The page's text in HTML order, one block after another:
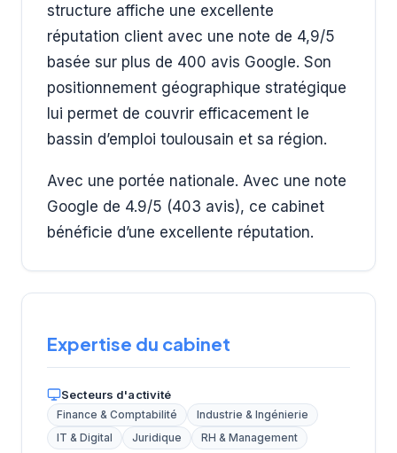
structure affiche une excellente
réputation client avec une note de 4,9/5
basée sur plus de 400 avis Google. Son
positionnement géographique stratégique
lui permet de couvrir efficacement le
bassin d’emploi toulousain et sa région.
Avec une portée nationale. Avec une note
Google de 4.9/5 (403 avis), ce cabinet
bénéficie d’une excellente réputation.
Expertise du cabinet
Secteurs d'activité
Finance & Comptabilité
Industrie & Ingénierie
IT & Digital
Juridique RH & Management